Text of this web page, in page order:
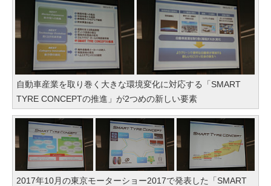
自動車産業を取り巻く大きな環境変化に対応する「SMART
TYRE CONCEPTの推進」が2つめの新しい要素
2017年10月の東京モーターショー2017で発表した「SMART